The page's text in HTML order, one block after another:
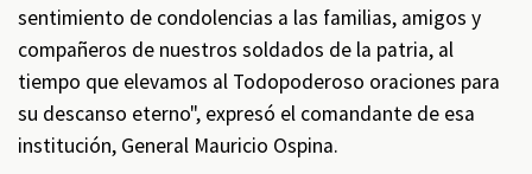
sentimiento de condolencias a las familias, amigos y
compañeros de nuestros soldados de la patria, al
tiempo que elevamos al Todopoderoso oraciones para
su descanso eterno", expresó el comandante de esa
institución, General Mauricio Ospina.